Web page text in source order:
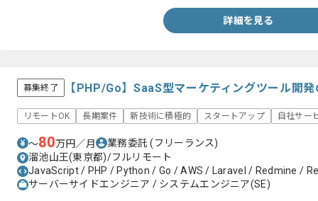
詳細を見る
募集終了 【PHP/Go】SaaS型マーケティングツール開
リモートOK 長期案件 新技術に積極的 スタートアップ 自社サー
〜80万円／月 業務委託(フリーランス)
溜池山王(東京都)/フルリモート
JavaScript / PHP / Python / Go / AWS / Laravel / Redmine /
サーバーサイドエンジニア / システムエンジニア(SE)